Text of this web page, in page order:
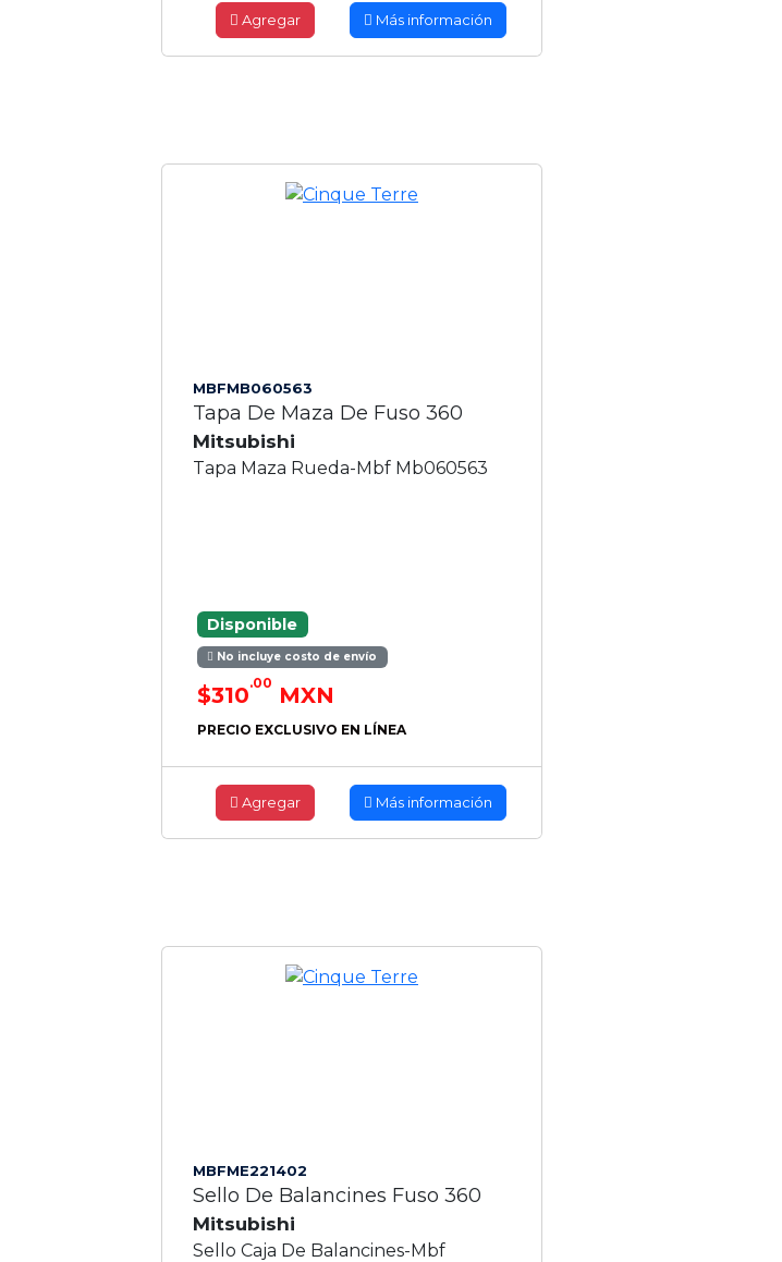
Agregar Más información
MBFMB060563
Tapa De Maza De Fuso 360
Mitsubishi
Tapa Maza Rueda-Mbf Mb060563
Disponible
No incluye costo de envío
$310.00 MXN
PRECIO EXCLUSIVO EN LÍNEA
Agregar Más información
MBFME221402
Sello De Balancines Fuso 360
Mitsubishi
Sello Caja De Balancines-Mbf